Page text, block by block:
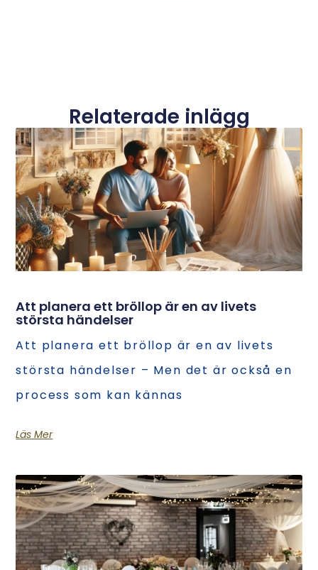
Relaterade inlägg
Att planera ett bröllop är en av livets
största händelser
Att planera ett bröllop är en av livets
största händelser – Men det är också en
process som kan kännas
Läs Mer